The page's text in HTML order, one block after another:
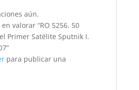
aún.
valorar “RO 5256. 50
Primer Satélite Sputnik I.
para publicar una